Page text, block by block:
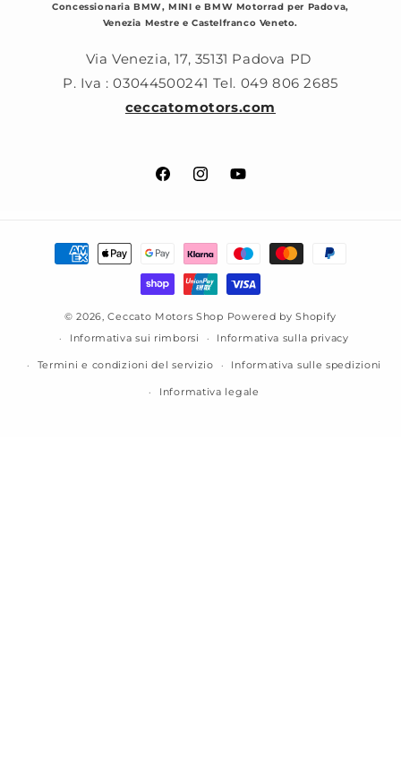
Concessionaria BMW, MINI e BMW Motorrad per Padova,
Venezia Mestre e Castelfranco Veneto.
Via Venezia, 17, 35131 Padova PD
P. Iva : 03044500241 Tel. 049 806 2685
ceccatomotors.com
FacebookInstagramYouTube
Metodi
© 2026,Ceccato Motors Shop Powered by Shopify
Informativa sui rimborsi
Informativa sulla privacy
Termini e condizioni del servizio Informativa sulle spedizioni
Informativa legale